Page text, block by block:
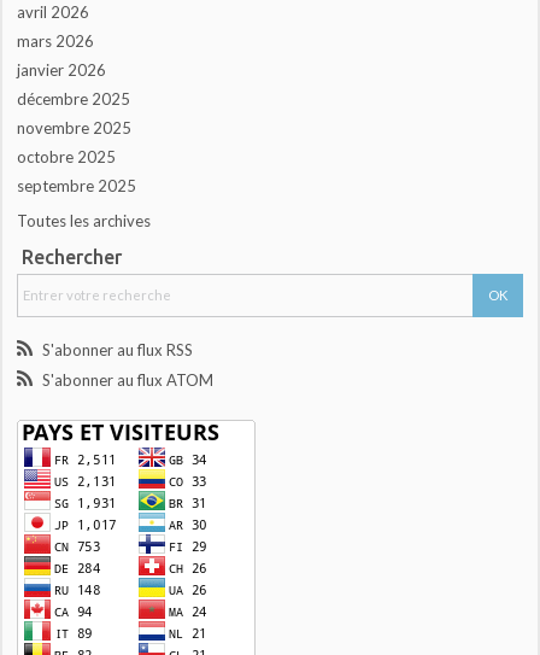
avril 2026
mars 2026
janvier 2026
décembre 2025
novembre 2025
octobre 2025
septembre 2025
Toutes les archives
Rechercher
S'abonner au flux RSS
S'abonner au flux ATOM